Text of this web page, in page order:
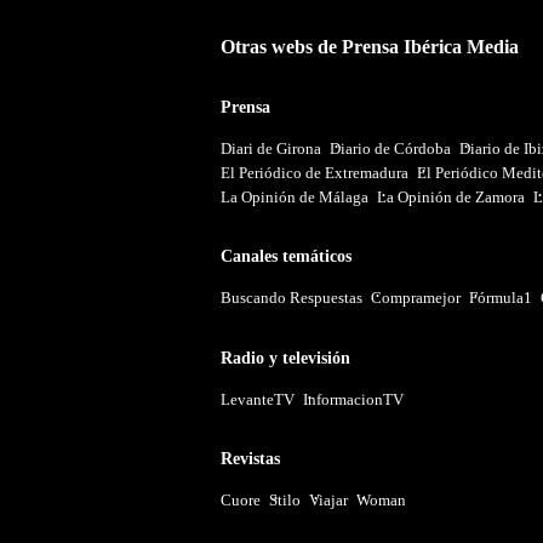
Otras webs de Prensa Ibérica Media
Prensa
Diari de Girona Diario de Córdoba Diario de
El Periódico de Extremadura El Periódico
La Opinión de Málaga La Opinión de Zamora
Canales temáticos
Buscando Respuestas Compramejor Fórmula1
Radio y televisión
LevanteTV InformacionTV
Revistas
Cuore Stilo Viajar Woman